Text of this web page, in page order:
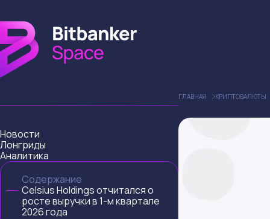
Новости
Лонгриды
Аналитика
Содержание
Celsius Holdings отчитался о
росте выручки в 1-м квартале
2026 года
ГЛАВНАЯ КРИПТОВАЛЮТЫ